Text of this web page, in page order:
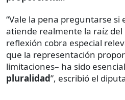
“Vale la pena preguntarse
atiende realmente la raíz del
reflexión cobra especial
que la representación
limitaciones– ha sido
pluralidad”, escribió el